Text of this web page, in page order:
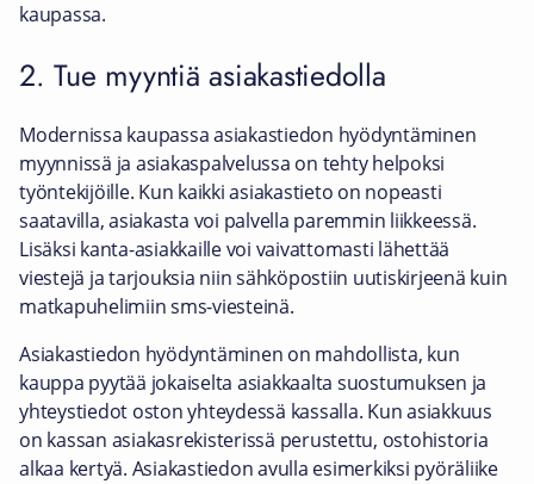
kaupassa.
2. Tue myyntiä asiakastiedolla
Modernissa kaupassa asiakastiedon hyödyntäminen
myynnissä ja asiakaspalvelussa on tehty helpoksi
työntekijöille. Kun kaikki asiakastieto on nopeasti
saatavilla, asiakasta voi palvella paremmin liikkeessä.
Lisäksi kanta-asiakkaille voi vaivattomasti lähettää
viestejä ja tarjouksia niin sähköpostiin uutiskirjeenä kuin
matkapuhelimiin sms-viesteinä.
Asiakastiedon hyödyntäminen on mahdollista, kun
kauppa pyytää jokaiselta asiakkaalta suostumuksen ja
yhteystiedot oston yhteydessä kassalla. Kun asiakkuus
on kassan asiakasrekisterissä perustettu, ostohistoria
alkaa kertyä. Asiakastiedon avulla esimerkiksi pyöräliike